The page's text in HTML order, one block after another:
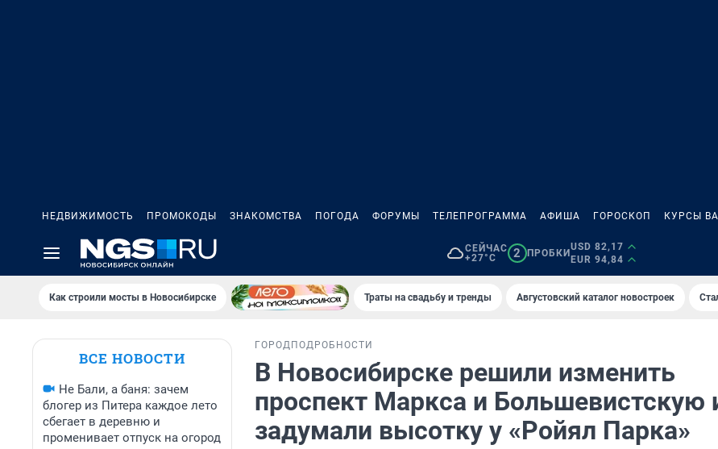
НЕДВИЖИМОСТЬ ПРОМОКОДЫ ЗНАКОМСТВА ПОГОДА ФОРУМЫ ТЕЛЕПРОГРАММА АФИША ГОРОСКОП КУРСЫ
СЕЙЧАС
+27°C
2 ПРОБКИ
USD 82,17
EUR 94,84
Как строили мосты в Новосибирске Траты на свадьбу и тренды Августовский каталог новостроек
ВСЕ НОВОСТИ
Не Бали, а баня: зачем
блогер из Питера каждое лето
сбегает в деревню и
променивает отпуск на огород
ГОРОД ПОДРОБНОСТИ
В Новосибирске решили изменить
проспект Маркса и Большевистскую
задумали высотку у «Ройял Парка»